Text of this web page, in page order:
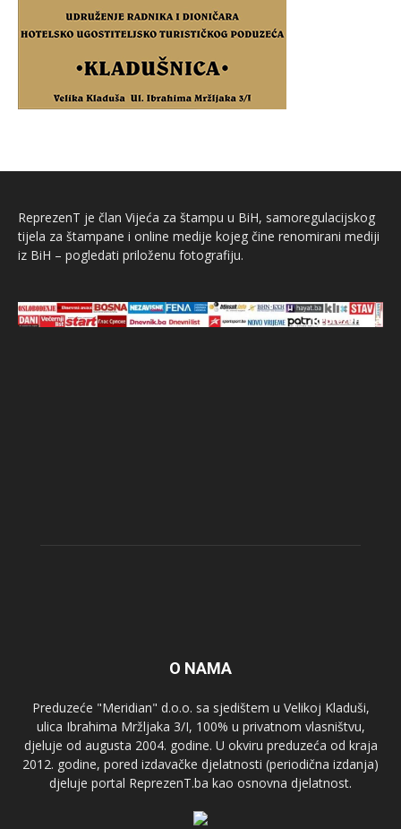
ReprezenT je član Vijeća za štampu u BiH, samoregulacijskog
tijela za štampane i online medije kojeg čine renomirani mediji
iz BiH – pogledati priloženu fotografiju.
O NAMA
Preduzeće "Meridian" d.o.o. sa sjedištem u Velikoj Kladuši,
ulica Ibrahima Mržljaka 3/I, 100% u privatnom vlasništvu,
djeluje od augusta 2004. godine. U okviru preduzeća od kraja
2012. godine, pored izdavačke djelatnosti (periodična izdanja)
djeluje portal ReprezenT.ba kao osnovna djelatnost.